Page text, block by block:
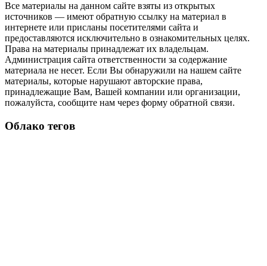
Все материалы на данном сайте взяты из открытых
источников — имеют обратную ссылку на материал в
интернете или присланы посетителями сайта и
предоставляются исключительно в ознакомительных целях.
Права на материалы принадлежат их владельцам.
Администрация сайта ответственности за содержание
материала не несет. Если Вы обнаружили на нашем сайте
материалы, которые нарушают авторские права,
принадлежащие Вам, Вашей компании или организации,
пожалуйста, сообщите нам через форму обратной связи.
Облако тегов